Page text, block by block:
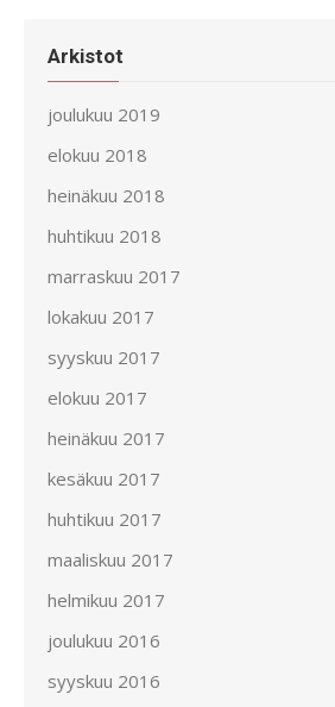
Arkistot
joulukuu 2019
elokuu 2018
heinäkuu 2018
huhtikuu 2018
marraskuu 2017
lokakuu 2017
syyskuu 2017
elokuu 2017
heinäkuu 2017
kesäkuu 2017
huhtikuu 2017
maaliskuu 2017
helmikuu 2017
joulukuu 2016
syyskuu 2016